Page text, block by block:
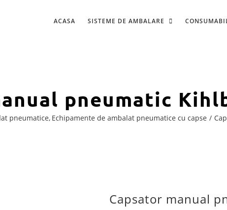
ACASA SISTEME DE AMBALARE
pneumatic
pneumatice Echipamente de ambalat pneumatice cu capse
Capsator manual